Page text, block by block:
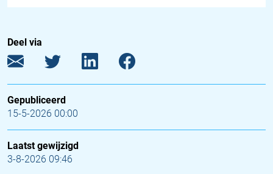
Deel via
Gepubliceerd
15-5-2026 00:00
Laatst gewijzigd
3-8-2026 09:46